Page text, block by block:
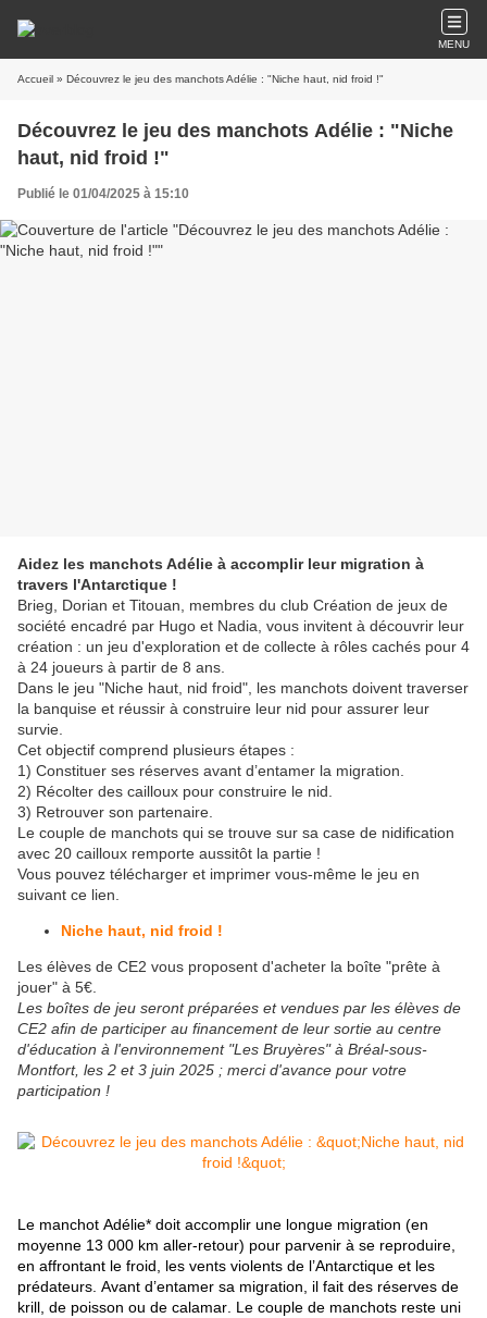
MENU
Accueil » Découvrez le jeu des manchots Adélie : "Niche haut, nid froid !"
Découvrez le jeu des manchots Adélie : "Niche
haut, nid froid !"
Publié le 01/04/2025 à 15:10
Aidez les manchots Adélie à accomplir leur migration à
travers l'Antarctique !
Brieg, Dorian et Titouan, membres du club Création de jeux de
société encadré par Hugo et Nadia, vous invitent à découvrir leur
création : un jeu d'exploration et de collecte à rôles cachés pour 4
à 24 joueurs à partir de 8 ans.
Dans le jeu "Niche haut, nid froid", les manchots doivent traverser
la banquise et réussir à construire leur nid pour assurer leur
survie.
Cet objectif comprend plusieurs étapes :
1) Constituer ses réserves avant d’entamer la migration.
2) Récolter des cailloux pour construire le nid.
3) Retrouver son partenaire.
Le couple de manchots qui se trouve sur sa case de nidification
avec 20 cailloux remporte aussitôt la partie !
Vous pouvez télécharger et imprimer vous-même le jeu en
suivant ce lien.
Niche haut, nid froid !
Les élèves de CE2 vous proposent d'acheter la boîte "prête à
jouer" à 5€.
Les boîtes de jeu seront préparées et vendues par les élèves de
CE2 afin de participer au financement de leur sortie au centre
d'éducation à l'environnement "Les Bruyères" à Bréal-sous-
Montfort, les 2 et 3 juin 2025 ; merci d'avance pour votre
participation !
Le manchot Adélie* doit accomplir une longue migration (en
moyenne 13 000 km aller-retour) pour parvenir à se reproduire,
en affrontant le froid, les vents violents de l’Antarctique et les
prédateurs. Avant d’entamer sa migration, il fait des réserves de
krill, de poisson ou de calamar. Le couple de manchots reste uni